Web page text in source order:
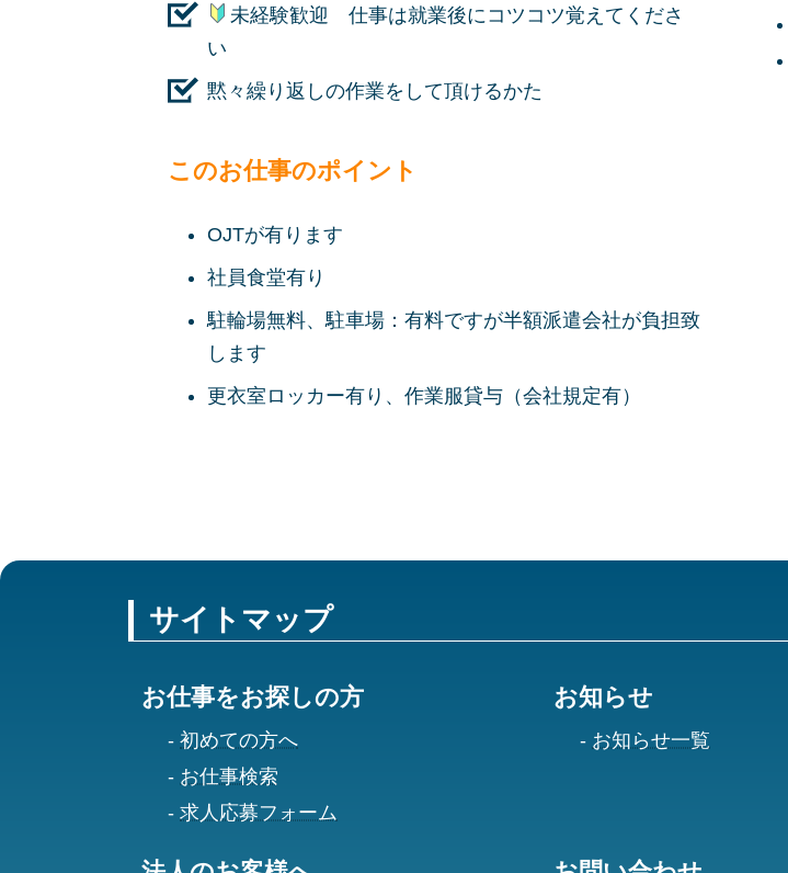
未経験歓迎 仕事は就業後にコツコツ覚えてくださ
い
黙々繰り返しの作業をして頂けるかた
このお仕事のポイント
OJTが有ります
社員食堂有り
駐輪場無料、駐車場：有料ですが半額派遣会社が負担致
します
更衣室ロッカー有り、作業服貸与（会社規定有）
サイトマップ
お仕事をお探しの方
初めての方へ
お仕事検索
求人応募フォーム
お知らせ
お知らせ一覧